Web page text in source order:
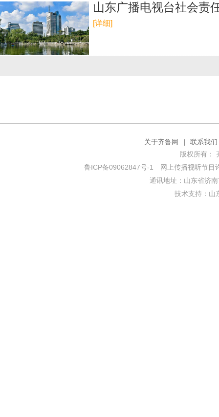
山东广播电视台社会责
[详细]
关于齐鲁网 |
联系我们
版权所有：
鲁ICP备09062847号-1
网上传播视听节目
通讯地址：山东省济
技术支持： 山